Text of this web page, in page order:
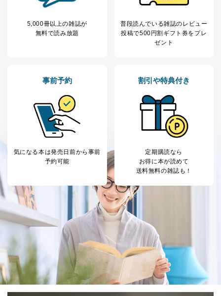
代表取締役会長 西野 伸一郎
田 嘉也
個人情報の種類 利用目的
当社の定期購読サ
ービス等をご利用
購入商品の配送のため
商品代金回収のため
ｅメール等による商品、サービ
ス、キャンペーン等の広告の案内
閲覧履歴や購買履歴等の情報を分
析して、趣味・嗜好に
応じた新商品・サービスに関する
広告のため
2
当社にお問合わせ
いただいた方の個
人情報
お問い合わせ対応、トラブル対
処、オペレーター教育など応対品
質向上のため
3
当社カスタマーQ＆
Aサービス利用者
カスタマーQ＆Aサイトの投稿内容
の確認のため
ｅメール等によるカスタマーQ＆A
サイトのサービス内容のご案内の
ため
ｅメール等による商品、サービ
ス、キャンペーン等の広告に関す
るご案内のため
採用応募者の方の
5,000冊以上の雑誌が
無料で読み放題
普段読んでいる雑誌のレビュー
投稿で500円割ギフト券をプレ
ゼント
事前予約
気になる本は発売日前から事前
予約可能
割引や特典付き
定期購読なら
お得に本が読めて
送料無料の雑誌も！